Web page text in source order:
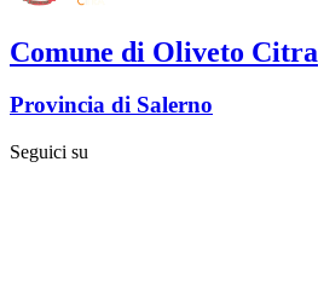
Comune di Oliveto Citra
Provincia di Salerno
Seguici su